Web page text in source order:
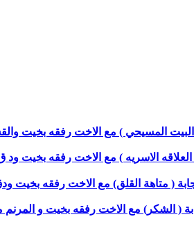
المسيحي ) مع الاخت رفقه بخيت والقس امجد
الاسريه ) مع الاخت رفقه بخيت ود ق يوسف
( متاهة القلق) مع الاخت رفقه بخيت ودق باسم
( الشكر) مع الاخت رفقه بخيت و المرنم ماجد شفيق